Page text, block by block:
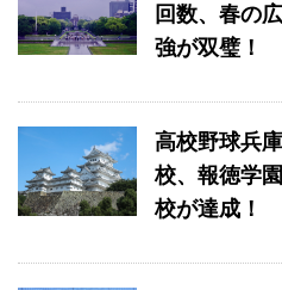
回数、春の
強が双璧！
高校野球兵
校、報徳学
校が達成！